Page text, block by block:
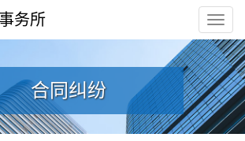
务所
合同纠纷